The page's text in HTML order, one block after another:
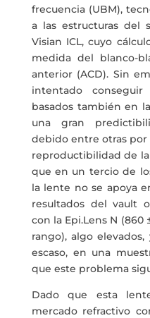
frecuencia (UBM),
a las estructuras del
Visian ICL, cuyo
medida del blanco-
anterior (ACD). Sin
intentado
basados también en
una gran
debido entre otras por
reproductibilidad de
que en un tercio de
la lente no se apoya
resultados del vault
con la Epi.Lens N (860
rango), algo
escaso, en una
que este problema
Dado que esta
mercado refractivo